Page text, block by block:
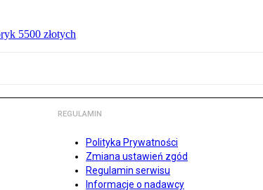
5500 złotych
REGULAMIN
Polityka Prywatności
Zmiana ustawień zgód
Regulamin serwisu
Informacje o nadawcy